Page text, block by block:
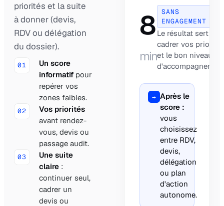
priorités et la suite
à donner (devis,
RDV ou délégation
du dossier).
01
Un score
informatif pour
repérer vos
zones faibles.
02
Vos priorités
avant rendez-
vous, devis ou
passage audit.
03
Une suite
claire :
continuer seul,
cadrer un
devis ou
8
min
SANS
ENGAGEMENT
Le résultat sert à
cadrer vos
et le bon niveau
→ Après le
score :
vous
choisissez
entre RDV,
devis,
délégation
ou plan
d'action
autonome.